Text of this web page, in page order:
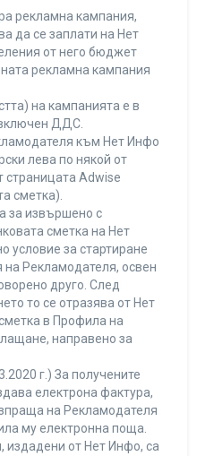
рекламна кампания,
да се заплати на Нет
от него бюджет
рекламна кампания
на кампанията е в
ДДС.
към Нет Инфо
лева по някой от
страницата Adwise
сметка).
за извършено с
сметка на Нет
условие за стартиране
Рекламодателя, освен
друго. След
то се отразява от Нет
в Профила на
направено за
г.) За получените
електрона фактура,
на Рекламодателя
му електронна поща.
издадени от Нет Инфо, са